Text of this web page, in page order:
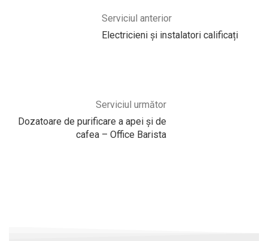
Serviciul anterior
Electricieni și instalatori calificați
Serviciul următor
Dozatoare de purificare a apei și de
cafea – Office Barista